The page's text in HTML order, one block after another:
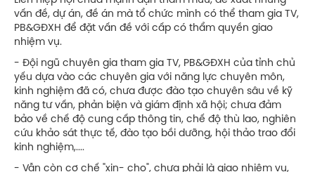
vấn đề, dự án, đề án mà tổ chức mình có thể tham gia TV,
PB&GĐXH để đặt vấn đề với cấp có thẩm quyền giao
nhiệm vụ.
- Đội ngũ chuyên gia tham gia TV, PB&GĐXH của tỉnh chủ
yếu dựa vào các chuyên gia với năng lực chuyên môn,
kinh nghiệm đã có, chưa được đào tạo chuyên sâu về kỹ
năng tư vấn, phản biện và giám định xã hội; chưa đảm
bảo về chế độ cung cấp thông tin, chế độ thù lao, nghiên
cứu khảo sát thực tế, đào tạo bồi dưỡng, hội thảo trao đổi
kinh nghiệm,....
- Vẫn còn cơ chế "xin- cho", chưa phải là giao nhiệm vụ,